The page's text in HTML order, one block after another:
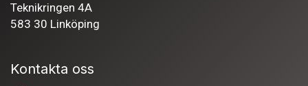
Teknikringen 4A
583 30 Linköping
Kontakta oss